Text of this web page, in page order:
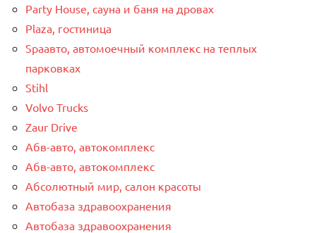
Party House, сауна и баня на дровах
Plaza, гостиница
Spaавто, автомоечный комплекс на теплых
парковках
Stihl
Volvo Trucks
Zaur Drive
Абв-авто, автокомплекс
Абв-авто, автокомплекс
Абсолютный мир, салон красоты
Автобаза здравоохранения
Автобаза здравоохранения